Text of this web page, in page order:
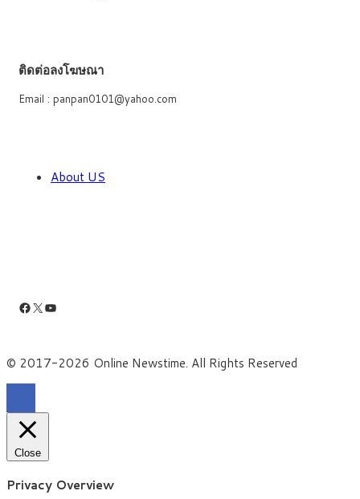
ติดต่อลงโฆษณา
Email : panpan0101@yahoo.com
About US
Facebook
X YouTube
© 2017-2026 Online Newstime. All Rights Reserved
Close
Privacy Overview